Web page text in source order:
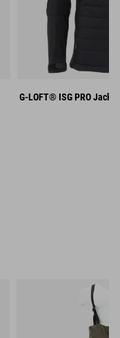
XL
G-LOFT® ISG PRO Jacket